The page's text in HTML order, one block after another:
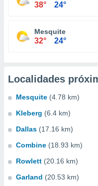
38° 24°
Mesquite
32° 24°
Localidades
Mesquite (4.78 km)
Kleberg (6.4 km)
Dallas (17.16 km)
Combine (18.93 km)
Rowlett (20.16 km)
Garland (20.53 km)